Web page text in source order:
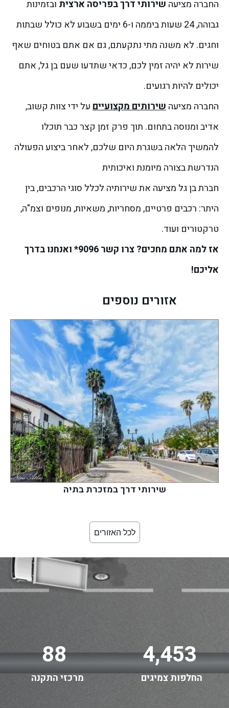
החברה מציעה שירותי דרך בפריסה ארצית ובזמינות
גבוהה, 24 שעות ביממה ו-6 ימים בשבוע לא כולל שבתות
וחגים. לא משנה מתי נתקעתם, גם אם אתם בטוחים שאף
שירות לא יהיה זמין לכם, כדאי שתדעו שעם בן גל, אתם
יכולים להיות רגועים.
החברה מציעהשירותים מקצועייםעל ידי צוות קשוב,
אדיב ומנוסה בתחום. תוך פרק זמן קצר כבר תוכלו
להמשיך הלאה בשגרת היום שלכם, לאחר ביצוע הפעולה
הנדרשת בצורה מיומנת ואיכותית
חברת בן גל מציעה את שירותיה לכלל סוגי הרכבים, בין
היתר: רכבים פרטיים, מסחריות, משאיות, מנופים וצמ"ה,
טרקטורים ועוד.
אז למה אתם מחכים? צרו קשר 9096* ואנחנו בדרך
אליכם!
אזורים נוספים
שירותי דרך במזכרת בתיה
לכל האזורים
88
מרכזי התקנה
4,453
החלפות צמיגים